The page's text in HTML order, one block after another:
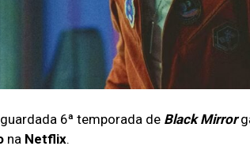
6ª temporada de Black Mirror
na Netflix.